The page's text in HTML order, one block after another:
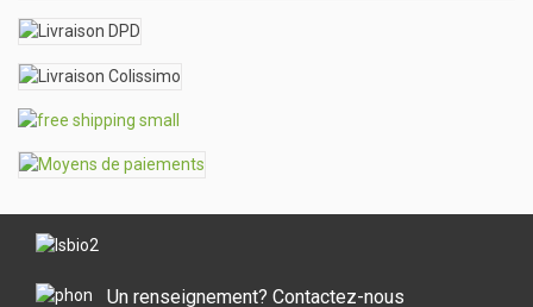
Un renseignement? Contactez-nous